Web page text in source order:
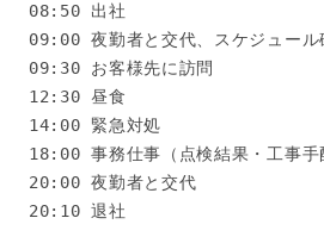
08:50 出社
09:00 夜勤者と交代、スケジュール
09:30 お客様先に訪問
12:30 昼食
14:00 緊急対処
18:00 事務仕事（点検結果・工事手
20:00 夜勤者と交代
20:10 退社